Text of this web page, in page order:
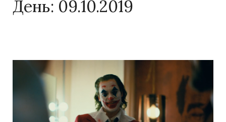
День: 09.10.2019